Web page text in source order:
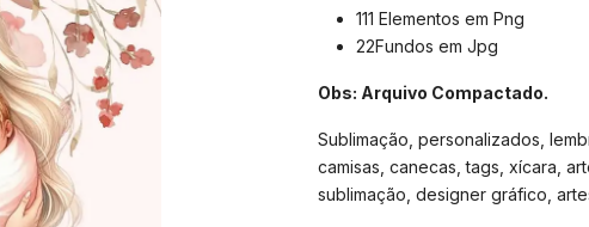
111 Elementos em Png
22Fundos em Jpg
Obs: Arquivo Compactado.
Sublimação, personalizados,
camisas, canecas, tags, xícara,
sublimação, designer gráfico,